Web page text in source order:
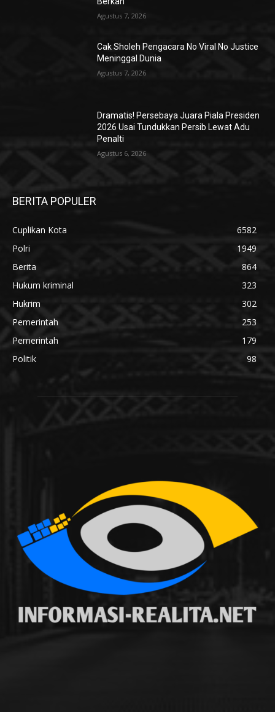
Agustus 7, 2026
Cak Sholeh Pengacara No Viral No Justice
Meninggal Dunia
Agustus 7, 2026
Dramatis! Persebaya Juara Piala Presiden
2026 Usai Tundukkan Persib Lewat Adu
Penalti
Agustus 6, 2026
BERITA POPULER
Cuplikan Kota
6582
Polri
1949
Berita
864
Hukum kriminal
323
Hukrim
302
Pemerintah
253
Pemerintah
179
Politik
98